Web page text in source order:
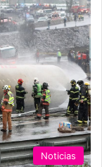
Noticias